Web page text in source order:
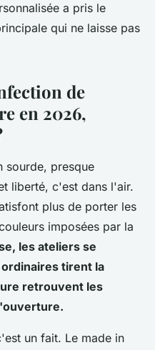
a pris le
qui ne laisse pas
de
en 2026,
sourde, presque
liberté, c'est dans l'air.
plus de porter les
imposées par la
les ateliers se
tirent la
retrouvent les
un fait. Le made in